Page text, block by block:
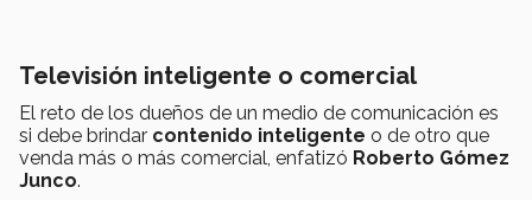
Televisión inteligente o comercial
El reto de los dueños de un medio de comunicación es
si debe brindar contenido inteligente o de otro que
venda más o más comercial, enfatizó Roberto Gómez
Junco.